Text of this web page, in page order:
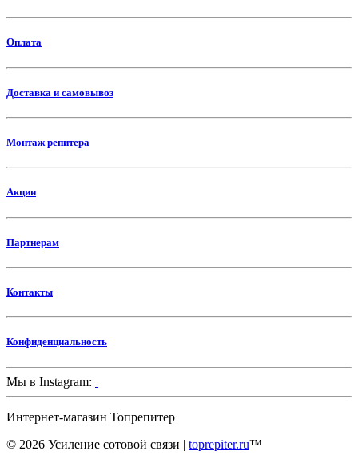
Оплата
Доставка и самовывоз
Монтаж репитера
Акции
Партнерам
Контакты
Конфиденциальность
Мы в Instagram:
Интернет-магазин Топрепитер
© 2026 Усиление сотовой связи | toprepiter.ru™